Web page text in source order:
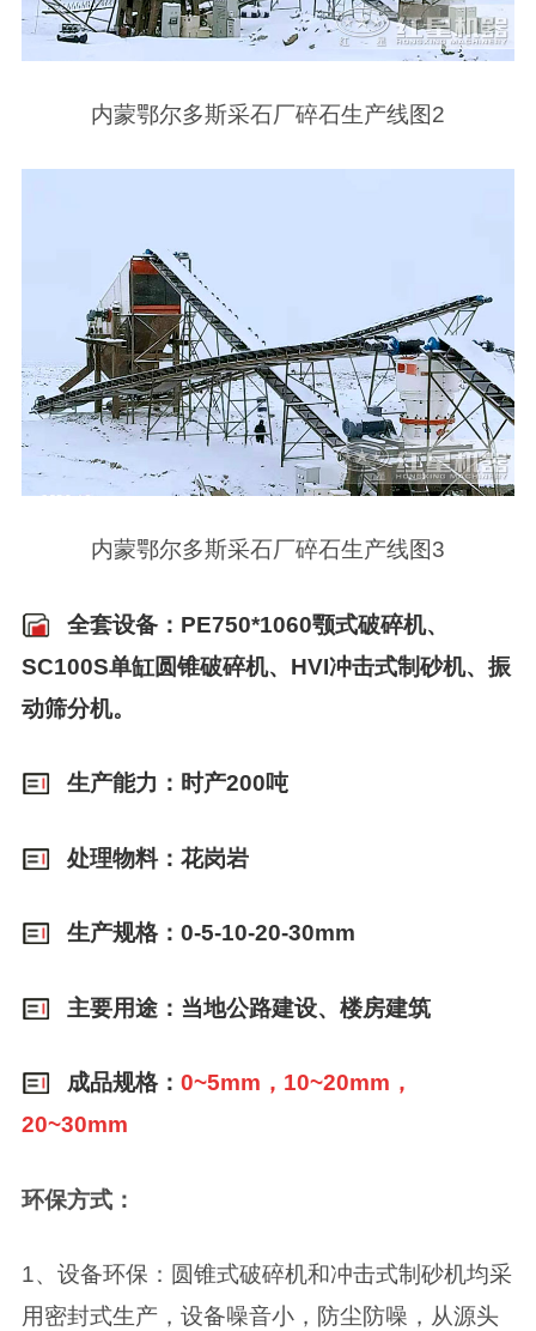
内蒙鄂尔多斯采石厂碎石生产线图2
内蒙鄂尔多斯采石厂碎石生产线图3
全套设备：PE750*1060颚式破碎机、
SC100S单缸圆锥破碎机、HVI冲击式制砂机、振
动筛分机。
生产能力：时产200吨
处理物料：花岗岩
生产规格：0-5-10-20-30mm
主要用途：当地公路建设、楼房建筑
成品规格：0~5mm，10~20mm，
20~30mm
环保方式：
1、设备环保：圆锥式破碎机和冲击式制砂机均采
用密封式生产，设备噪音小，防尘防噪，从源头